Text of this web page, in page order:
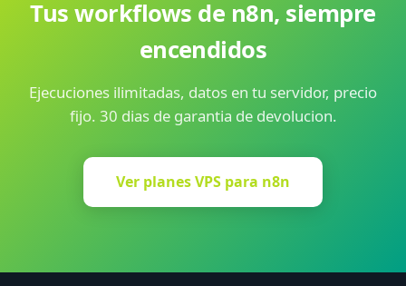
ayudarte con la migracion sin costo adicional.
Tus workflows de n8n, siempre
encendidos
Ejecuciones ilimitadas, datos en tu servidor, precio
fijo. 30 dias de garantia de devolucion.
Ver planes VPS para n8n